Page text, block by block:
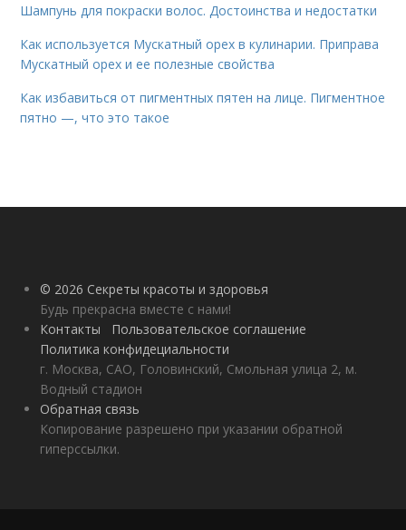
Шампунь для покраски волос. Достоинства и недостатки
Как используется Мускатный орех в кулинарии. Приправа
Мускатный орех и ее полезные свойства
Как избавиться от пигментных пятен на лице. Пигментное
пятно —, что это такое
© 2026 Секреты красоты и здоровья
Будь прекрасна вместе с нами!
Контакты
Пользовательское соглашение
Политика конфидециальности
г. Москва, САО, Головинский, Смольная улица 2, м.
Водный стадион
Обратная связь
Копирование разрешено при указании обратной
гиперссылки.